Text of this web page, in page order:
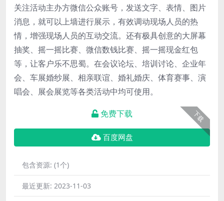
关注活动主办方微信公众账号，发送文字、表情、图片
消息，就可以上墙进行展示，有效调动现场人员的热
情，增强现场人员的互动交流。还有极具创意的大屏幕
抽奖、摇一摇比赛、微信数钱比赛、摇一摇现金红包
等，让客户乐不思蜀。在会议论坛、培训讨论、企业年
会、车展婚纱展、相亲联谊、婚礼婚庆、体育赛事、演
唱会、展会展览等各类活动中均可使用。
下载
免费下载
百度网盘
包含资源: (1个)
最近更新: 2023-11-03